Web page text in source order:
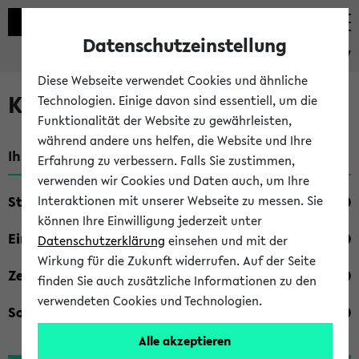
eKVV
Kombisuche im eKVV
Ihre Suchkriterien:
Studienfach
Einrichtung
Zeiten
Sonstiges
Datenschutzeinstellung
Diese Webseite verwendet Cookies und ähnliche
Technologien. Einige davon sind essentiell, um die
Funktionalität der Website zu gewährleisten,
während andere uns helfen, die Website und Ihre
Erfahrung zu verbessern. Falls Sie zustimmen,
verwenden wir Cookies und Daten auch, um Ihre
Interaktionen mit unserer Webseite zu messen. Sie
können Ihre Einwilligung jederzeit unter
Datenschutzerklärung einsehen und mit der
Wirkung für die Zukunft widerrufen. Auf der Seite
finden Sie auch zusätzliche Informationen zu den
verwendeten Cookies und Technologien.
Alle akzeptieren